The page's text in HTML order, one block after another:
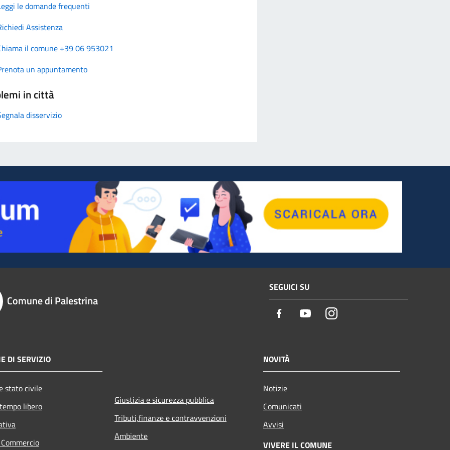
le domande frequenti
Assistenza
il comune +39 06 953021
un appuntamento
in città
disservizio
Comune di Palestrina
SEGUICI SU
Facebook YoutubeInstagram
DI SERVIZIO
stato civile
libero
Giustizia e sicurezza pubblica
Tributi,finanze e contravvenzioni
Ambiente
NOVITÀ
Notizie
Comunicati
Avvisi
VIVERE IL COMUNE